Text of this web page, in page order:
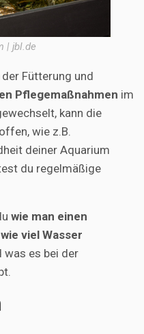
| jbl.de
Fütterung und
Pflegemaßnahmen im
kann die
wie z.B.
deiner Aquarium
du regelmäßige
wie man einen
wie viel Wasser
was es bei der